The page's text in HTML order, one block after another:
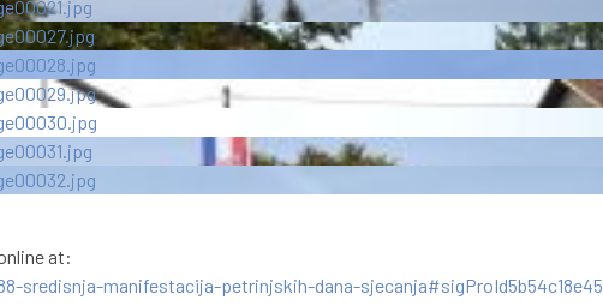
at:
sredisnja-manifestacija-petrinjskih-dana-sjecanja#sigProId5b54c18e45